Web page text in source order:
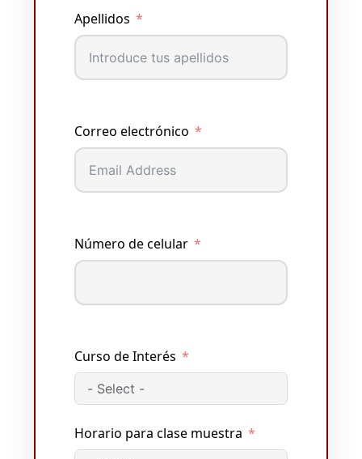
Apellidos
Correo electrónico
Número de celular
Curso de Interés
Horario para clase muestra